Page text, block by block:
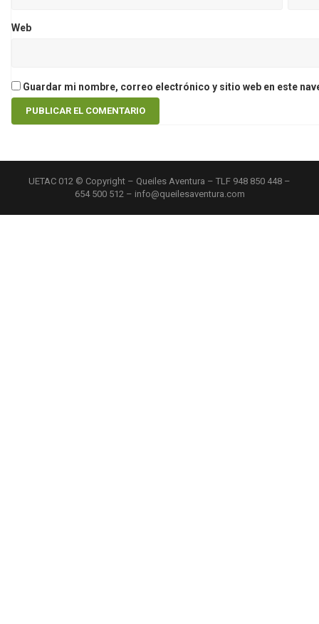
Web
Guardar mi nombre, correo electrónico y sitio web en este
UETAC 012 © Copyright – Queiles Aventura – TLF 948 850 448 –
654 500 512 – info@queilesaventura.com